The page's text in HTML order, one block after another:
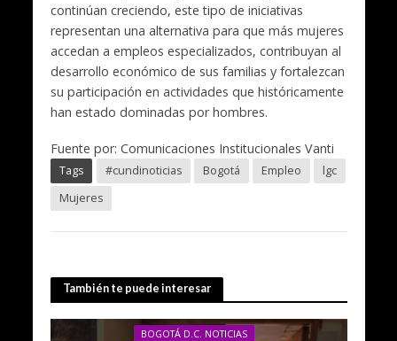
continúan creciendo, este tipo de iniciativas
representan una alternativa para que más mujeres
accedan a empleos especializados, contribuyan al
desarrollo económico de sus familias y fortalezcan
su participación en actividades que históricamente
han estado dominadas por hombres.
Fuente por: Comunicaciones Institucionales Vanti
Tags #cundinoticias Bogotá Empleo
lgc
Mujeres
También te puede interesar
BOGOTÁ D.C. NOTICIAS